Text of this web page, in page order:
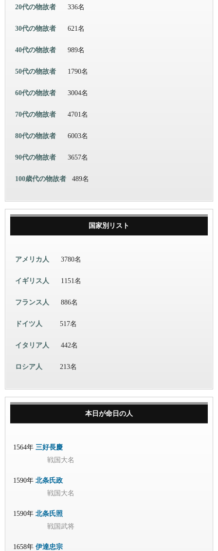
20代の物故者 336名
30代の物故者 621名
40代の物故者 989名
50代の物故者 1790名
60代の物故者 3004名
70代の物故者 4701名
80代の物故者 6003名
90代の物故者 3657名
100歳代の物故者 489名
国家別リスト
アメリカ人 3780名
イギリス人 1151名
フランス人 886名
ドイツ人 517名
イタリア人 442名
ロシア人 213名
本日が命日の人
1564年 三好長慶
戦国大名
1590年 北条氏政
戦国大名
1590年 北条氏照
戦国武将
1658年 伊達忠宗